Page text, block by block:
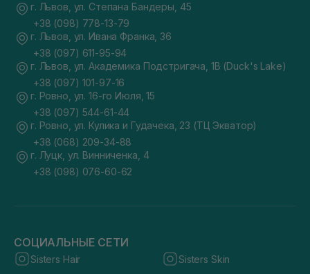
г. Львов, ул. Степана Бандеры, 45
+38 (098) 778-13-79
г. Львов, ул. Ивана Франка, 36
+38 (097) 611-95-94
г. Львов, ул. Академика Подстригача, 1В (Duck's Lake)
+38 (097) 101-97-16
г. Ровно, ул. 16-го Июля, 15
+38 (097) 544-61-44
г. Ровно, ул. Кулика и Гудачека, 23 (ТЦ Экватор)
+38 (068) 209-34-88
г. Луцк, ул. Винниченка, 4
+38 (098) 076-60-62
СОЦИАЛЬНЫЕ СЕТИ
Sisters Hair Sisters Skin